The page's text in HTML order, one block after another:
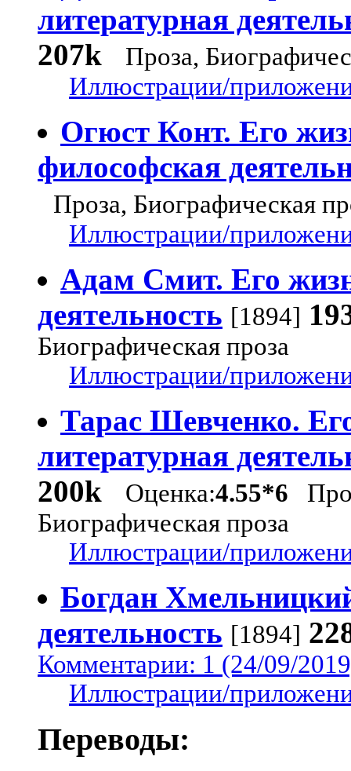
литературная
207k
Проза,
Иллюстрации/
Огюст Конт. Его
философская
Проза, Биографическая
Иллюстрации/
Адам Смит. Его
деятельность [1894]
Биографическая проза
Иллюстрации/
Тарас Шевченко.
литературная
200k
Оценка:4.55*6
Биографическая проза
Иллюстрации/
Богдан
деятельность [1894]
Комментарии: 1 (24/09/
Иллюстрации/
Переводы: